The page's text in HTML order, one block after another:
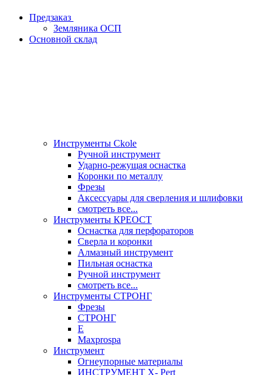
Предзаказ
Земляника ОСП
Основной склад
Инструменты Ckole
Ручной инструмент
Ударно‑режущая оснастка
Коронки по металлу
Фрезы
Аксессуары для сверления и шлифовки
смотреть все...
Инструменты КРЕОСТ
Оснастка для перфораторов
Сверла и коронки
Алмазный инструмент
Пильная оснастка
Ручной инструмент
смотреть все...
Инструменты СТРОНГ
Фрезы
СТРОНГ
Е
Maxprospa
Инструмент
Огнеупорные материалы
ИНСТРУМЕНТ X- Pert